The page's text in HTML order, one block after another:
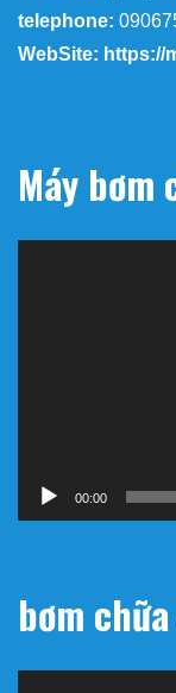
telephone:
WebSite: https://
Máy bơm
00:00
bơm